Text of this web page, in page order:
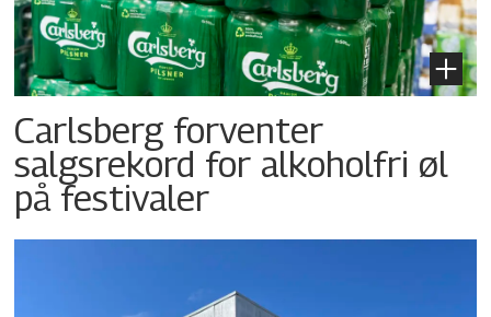
Carlsberg forventer
salgsrekord for alkoholfri øl
på festivaler